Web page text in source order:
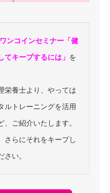
ワンコインセミナー「健
てキープするには」 を
栄養士より、やっては
ルトレーニングを活用
、ご紹介いたします。
さらにそれをキープし
い。